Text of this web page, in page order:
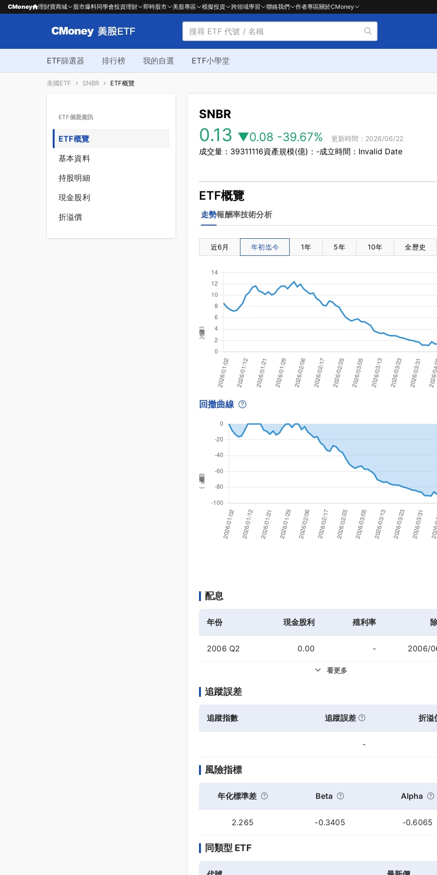
CMoney 理財寶商城 股市爆料同學會投資理財 即時股市 美股專區 模擬投資 跨領域學習 聯絡我們 作者專區關於CMoney
ETF篩選器 排行榜 我的自選 ETF小學堂
美國ETF SNBR ETF概覽
ETF個股資訊
ETF概覽
基本資料
持股明細
現金股利
折溢價
SNBR
0.13 ▼0.08 -39.67% 更新時間：2026/06/22
成交量：39311116資產規模(億)：-成立時間：Invalid Date
ETF概覽
走勢報酬率技術分析
近6月 年初迄今 1年 5年 10年 全歷史
股價(元)
回撤曲線
回撤率(
%
)
配息
年份 現金股利 殖利率
2006 Q2 0.00 - 2006/
看更多
追蹤誤差
追蹤指數 追蹤誤差 折
-
風險指標
年化標準差 Beta Alpha
2.265 -0.3405 -0.6065
同類型 ETF